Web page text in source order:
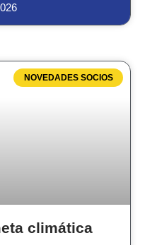
NOVEDADES SOCIOS
climática